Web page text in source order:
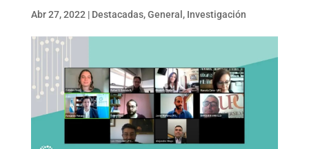
Abr 27, 2022 | Destacadas,General , Investigación